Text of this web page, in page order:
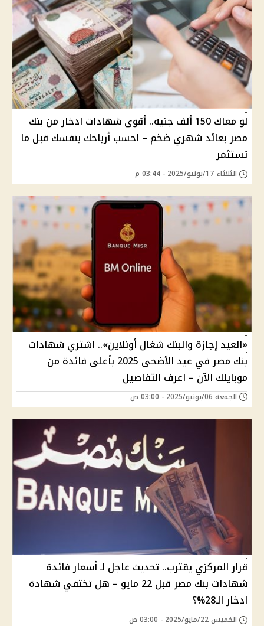
لو معاك 150 ألف جنيه.. أقوى شهادات ادخار من بنك
مصر بعائد شهري ضخم – احسب أرباحك بنفسك قبل ما
تستثمر
الثلاثاء 17/يونيو/2025 - 03:44 م
«العيد إجازة والبنك شغال أونلاين».. اشتري شهادات
بنك مصر في عيد الأضحى 2025 بأعلى فائدة من
موبايلك الآن – اعرف التفاصيل
الجمعة 06/يونيو/2025 - 03:00 ص
قرار المركزي يقترب.. تحديث عاجل لـ أسعار فائدة
شهادات بنك مصر قبل 22 مايو – هل تختفي شهادة
ادخار الـ28%؟
الخميس 22/مايو/2025 - 03:00 ص